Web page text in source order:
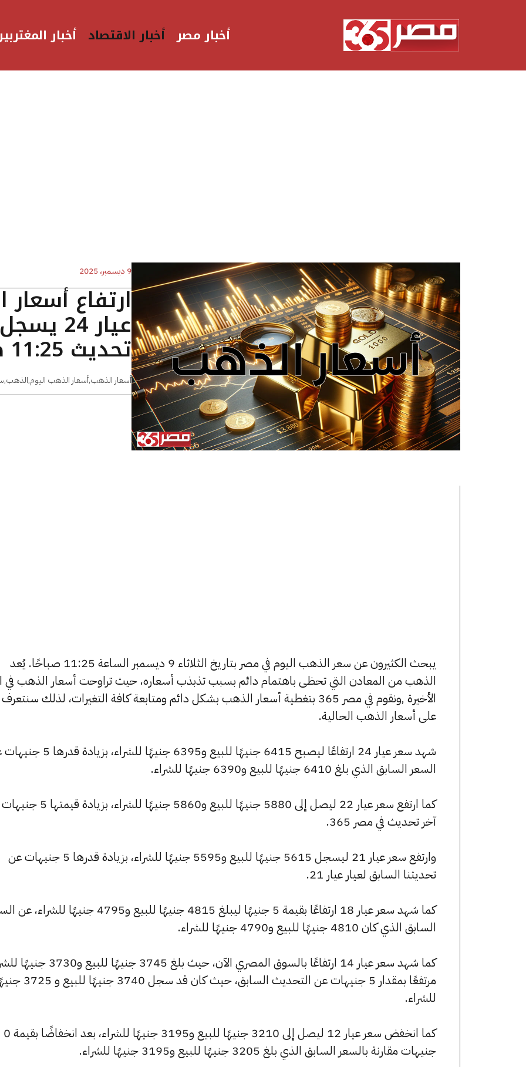
أخبار مصر أخبار الاقتصاد أخبار
9 ديسمبر، 2025
ارتفاع
تحديث 11:25 صباحا
أسعار الذهب,أسعار الذهب اليوم,الذهب,
يبحث الكثيرون عن سعر الذهب اليوم في مصر بتاريخ الثلاثاء 9 ديسمبر الساعة 11:25 صباحًا. يُعد
الذهب من المعادن التي تحظى باهتمام دائم بسبب تذبذب أسعاره، حيث تراوحت أسعار الذهب في
الأخيرة ,ونقوم في مصر 365 بتغطية أسعار الذهب بشكل دائم ومتابعة كافة التغيرات، لذلك
على أسعار الذهب الحالية.
شهد سعر عيار 24 ارتفاعًا ليصبح 6415 جنيهًا للبيع و6395 جنيهًا
السعر السابق الذي بلغ 6410 جنيهًا للبيع و6390 جنيهًا للشراء.
كما ارتفع سعر عيار 22 ليصل إلى 5880 جنيهًا للبيع و5860 جنيهًا
آخر تحديث في مصر 365.
وارتفع سعر عيار 21 ليسجل 5615 جنيهًا للبيع و5595 جنيهًا للشراء، بزيادة قدرها 5 جنيهات عن
تحديثنا السابق لعيار عيار 21.
كما شهد سعر عيار 18 ارتفاعًا بقيمة 5 جنيهًا ليبلغ 4815 جنيهًا للبيع و4795 جنيهًا
السابق الذي كان 4810 جنيهًا للبيع و4790 جنيهًا للشراء.
كما شهد سعر عيار 14 ارتفاعًا بالسوق المصري الآن، حيث بلغ 3745 جنيهًا
مرتفعًا بمقدار 5 جنيهات عن التحديث السابق، حيث كان قد سجل
للشراء.
كما انخفض سعر عيار 12 ليصل إلى 3210 جنيهًا للبيع و3195 جنيهًا للشراء، بعد انخفاضًا بقيمة 0
جنيهات مقارنة بالسعر السابق الذي بلغ 3205 جنيهًا للبيع و3195 جنيهًا للشراء.